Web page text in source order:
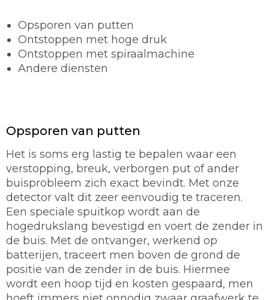
Opsporen van putten
Ontstoppen met hoge druk
Ontstoppen met spiraalmachine
Andere diensten
Opsporen van putten
Het is soms erg lastig te bepalen waar een
verstopping, breuk, verborgen put of ander
buisprobleem zich exact bevindt. Met onze
detector valt dit zeer eenvoudig te traceren.
Een speciale spuitkop wordt aan de
hogedrukslang bevestigd en voert de zender in
de buis. Met de ontvanger, werkend op
batterijen, traceert men boven de grond de
positie van de zender in de buis. Hiermee
wordt een hoop tijd en kosten gespaard, men